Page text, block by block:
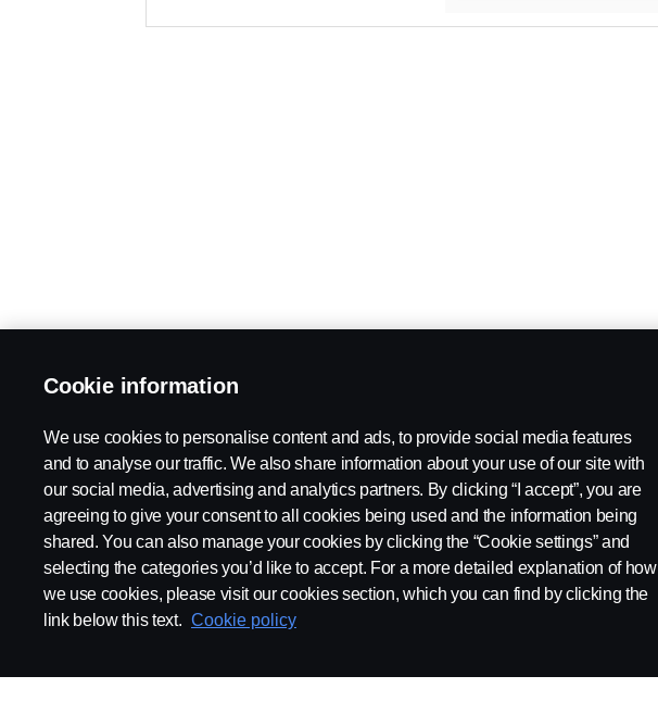
Cookie information
We use cookies to personalise content and ads, to provide social media features
and to analyse our traffic. We also share information about your use of our site with
our social media, advertising and analytics partners. By clicking “I accept”, you are
agreeing to give your consent to all cookies being used and the information being
shared. You can also manage your cookies by clicking the “Cookie settings” and
selecting the categories you’d like to accept. For a more detailed explanation of how
we use cookies, please visit our cookies section, which you can find by clicking the
link below this text. Cookie policy